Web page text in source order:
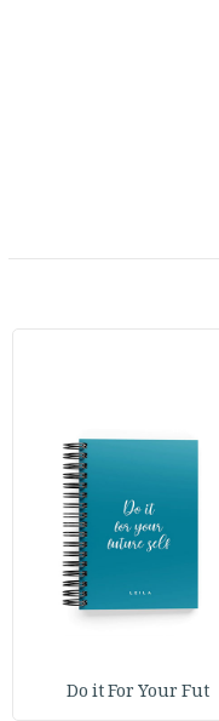
Do it For Your Fut